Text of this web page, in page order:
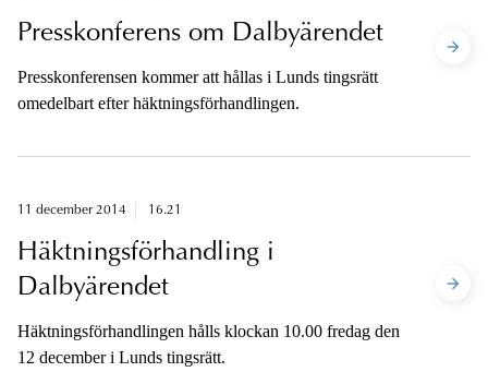
Presskonferens om Dalbyärendet
Presskonferensen kommer att hållas i Lunds tingsrätt
omedelbart efter häktningsförhandlingen.
11 december 2014 16.21
Häktningsförhandling i
Dalbyärendet
Häktningsförhandlingen hålls klockan 10.00 fredag den
12 december i Lunds tingsrätt.